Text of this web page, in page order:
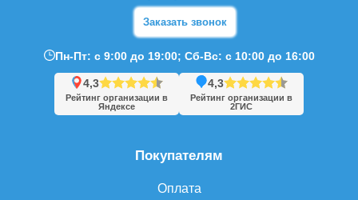
Покупателям
Оплата
Заказать звонок
Пн-Пт: с 9:00 до 19:00; Сб-Вс: с 10:00 до 16:00
4,3
Рейтинг организации в
Яндексе
4,3
Рейтинг организации в
2ГИС